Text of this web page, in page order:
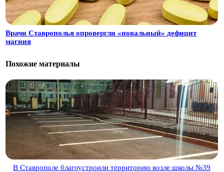
Врачи Ставрополья опровергли «повальный» дефицит
магния
Похожие материалы
В Ставрополе благоустроили территорию возле школы №39